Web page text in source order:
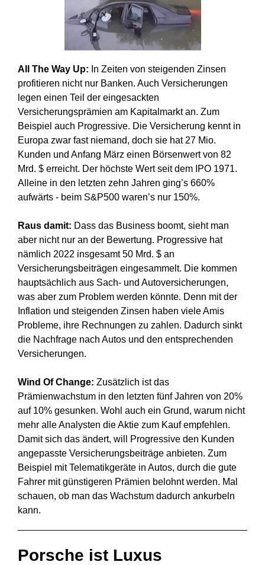
All The Way Up: In Zeiten von steigenden Zinsen
profitieren nicht nur Banken. Auch Versicherungen
legen einen Teil der eingesackten
Versicherungsprämien am Kapitalmarkt an. Zum
Beispiel auch Progressive. Die Versicherung kennt in
Europa zwar fast niemand, doch sie hat 27 Mio.
Kunden und Anfang März einen Börsenwert von 82
Mrd. $ erreicht. Der höchste Wert seit dem IPO 1971.
Alleine in den letzten zehn Jahren ging’s 660%
aufwärts - beim S&P500 waren’s nur 150%.
Raus damit: Dass das Business boomt, sieht man
aber nicht nur an der Bewertung. Progressive hat
nämlich 2022 insgesamt 50 Mrd. $ an
Versicherungsbeiträgen eingesammelt. Die kommen
hauptsächlich aus Sach- und Autoversicherungen,
was aber zum Problem werden könnte. Denn mit der
Inflation und steigenden Zinsen haben viele Amis
Probleme, ihre Rechnungen zu zahlen. Dadurch sinkt
die Nachfrage nach Autos und den entsprechenden
Versicherungen.
Wind Of Change: Zusätzlich ist das
Prämienwachstum in den letzten fünf Jahren von 20%
auf 10% gesunken. Wohl auch ein Grund, warum nicht
mehr alle Analysten die Aktie zum Kauf empfehlen.
Damit sich das ändert, will Progressive den Kunden
angepasste Versicherungsbeiträge anbieten. Zum
Beispiel mit Telematikgeräte in Autos, durch die gute
Fahrer mit günstigeren Prämien belohnt werden. Mal
schauen, ob man das Wachstum dadurch ankurbeln
kann.
Porsche ist Luxus